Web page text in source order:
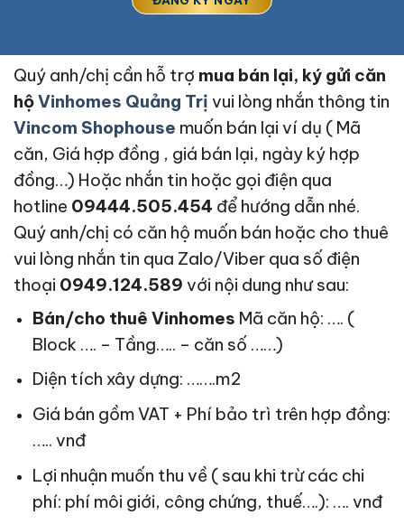
Quý anh/chị cần hỗ trợ mua bán lại, ký gửi căn
hộVinhomes Quảng Trị vui lòng nhắn thông tin
Vincom Shophouse muốn bán lại ví dụ ( Mã
căn, Giá hợp đồng , giá bán lại, ngày ký hợp
đồng…) Hoặc nhắn tin hoặc gọi điện qua
hotline 09444.505.454 để hướng dẫn nhé.
Quý anh/chị có căn hộ muốn bán hoặc cho thuê
vui lòng nhắn tin qua Zalo/Viber qua số điện
thoại 0949.124.589 với nội dung như sau:
Bán/cho thuê Vinhomes Mã căn hộ: …. (
Block …. – Tầng….. – căn số ……)
Diện tích xây dựng: …….m2
Giá bán gồm VAT + Phí bảo trì trên hợp đồng:
….. vnđ
Lợi nhuận muốn thu về ( sau khi trừ các chi
phí: phí môi giới, công chứng, thuế….): …. vnđ